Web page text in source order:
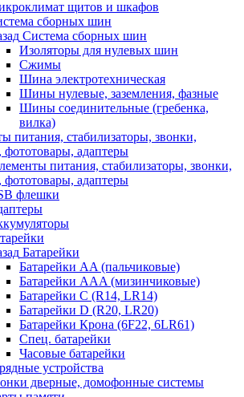
щитов и шкафов
сборных шин
Система сборных шин
Изоляторы для нулевых шин
Сжимы
Шина электротехническая
Шины нулевые, заземления, фазные
Шины соединительные (гребенка,
вилка)
питания, стабилизаторы, звонки,
адаптеры
питания, стабилизаторы, звонки,
адаптеры
флешки
Батарейки
Батарейки AA (пальчиковые)
Батарейки AAA (мизинчиковые)
Батарейки C (R14, LR14)
Батарейки D (R20, LR20)
Батарейки Крона (6F22, 6LR61)
Спец. батарейки
Часовые батарейки
устройства
дверные, домофонные системы